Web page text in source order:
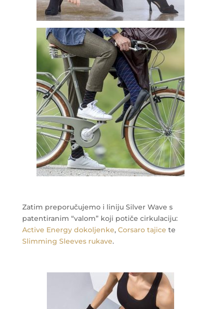
Zatim preporučujemo i liniju Silver Wave s
patentiranim “valom” koji potiče cirkulaciju:
Active Energy dokoljenke, Corsaro tajice te
Slimming Sleeves rukave.